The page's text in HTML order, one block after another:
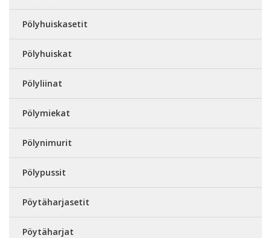
Pölyhuiskasetit
Pölyhuiskat
Pölyliinat
Pölymiekat
Pölynimurit
Pölypussit
Pöytäharjasetit
Pöytäharjat